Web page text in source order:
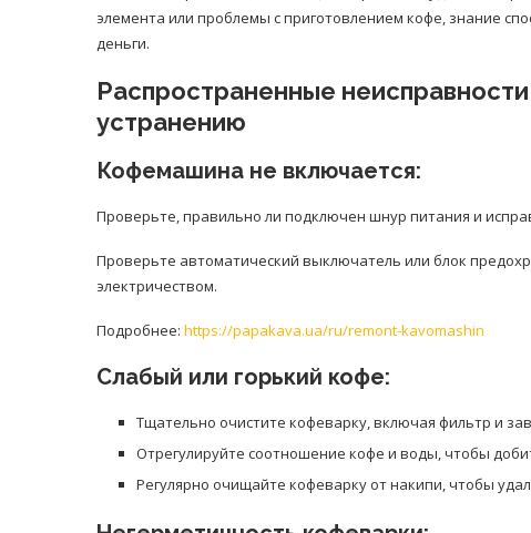
элемента или проблемы с приготовлением кофе, знание
деньги.
Распространенные
устранению
Кофемашина не включается:
Проверьте, правильно ли подключен шнур питания и
Проверьте автоматический выключатель или блок
электричеством.
Подробнее: https://papakava.ua/ru/remont-kavomashin
Слабый или горький кофе:
Тщательно очистите кофеварку, включая фильтр и
Отрегулируйте соотношение кофе и воды, чтобы
Регулярно очищайте кофеварку от накипи, чтобы